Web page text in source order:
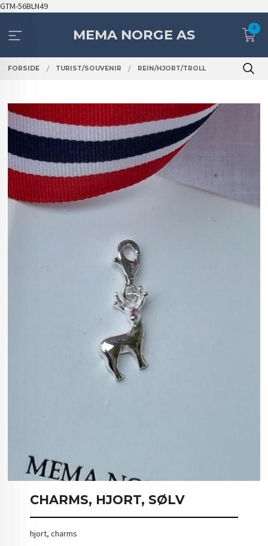
GTM-56BLN49Gå
innholdetMEMA NORGE AS 0
FORSIDE TURIST/SOUVENIR REIN/HJORT/TROLL
CHARMS, HJORT, SØLV
hjort, charms